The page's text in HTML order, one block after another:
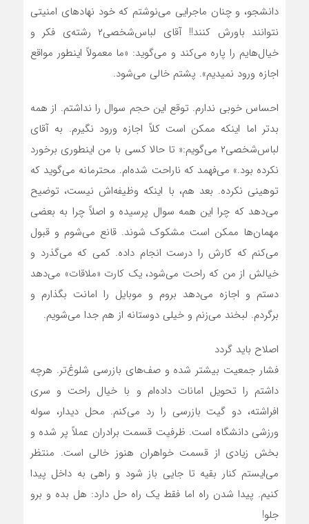
دانشجو، و چنان ماجرایی می‌نوشتم که خود نهادهای امنیتی
نتوانند باورش کنند!! آقای لباس‌شخصی۲ رشته‌ی فکر و
خیال‌هایم را پاره می‌کند و می‌گوید: «ما معمولاً اینطور مواقع
اجازه ورود نمیدیم». پشتم خالی می‌شود.
احساس خوبی ندارم. توقع این حجم سوال را نداشتم. از همه
بدتر اما اینکه ممکن است کلاً اجازه ورود نگیرم. به آقای
لباس‌شخصی۲ می‌گویم:« تا حالا کسی با من اینطوری برخورد
نکرده بود.» می‌فهمد که ناراحت شده‌ام. محترمانه می‌گوید که
توهینی نکرده. بعد هم، با اینکه وظیفه‌اش نیست، توضیح
می‌دهد که چرا این همه سوال پرسیده و اصلاً چرا به بعضی
مهمان‌ها ممکن است مشکوک شوند. قانع می‌شوم و قبول
می‌کنم که کارش را درست انجام داده. کمی که می‌گذرد و
خیالش از من که راحت می‌شود، یک کارت «ملاقات» می‌دهد
دستم و اجازه می‌دهد بروم و موبایل را امانت بگذارم و
برگردم. لبخند می‌زنم و خیلی دوستانه از هم جدا می‌شویم.
اصلاح باید گردد
فشار جمعیت بیشتر شده و صف‌های بازرسی شلوغ‌تر. هرچه
داشتم را تحویل امانات داده‌ام و با خیال راحت و سری
افراشته، دو گیت بازرسی را رد می‌کنم. محل دیدار، سوله
ورزشی دانشگاه است. ظرفیت قسمت برادران عملاً پر شده و
بخش زیادی از قسمت خواهران هنوز خالی است. منتظر
می‌ایستم کنار بقیه تا جایی باز شود و راهی به داخل پیدا
کنیم. پیدا شدن راه اما فقط یک راه حل دارد: هل بده و برو
جلو!